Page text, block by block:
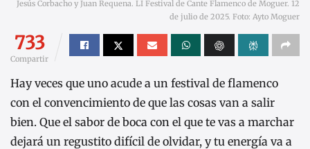
Jesús Corbacho y Juan Requena. LI Festival de Cante Flamenco de Moguer. 12
de julio de 2025. Foto: Ayto Moguer
733
Compartir
Hay veces que uno acude a un festival de flamenco
con el convencimiento de que las cosas van a salir
bien. Que el sabor de boca con el que te vas a marchar
dejará un regustito difícil de olvidar, y tu energía va a